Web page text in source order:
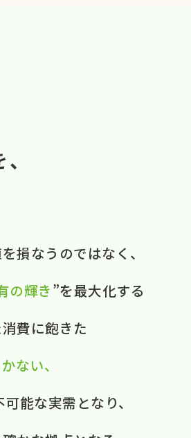
損なうのではなく、​
の​輝き”を​最大化する​
費に​飽きた​
ない、​
能な​実需と​なり、​